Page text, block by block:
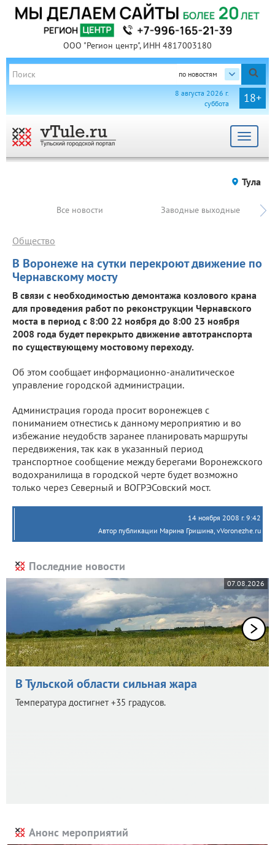
ООО "Регион центр", ИНН 4817003180
по новостям
18+
8 августа 2026 г.
суббота
Toggle
Тула
Все новости Заводные выходные
В Воронеже на сутки перекроют движение по
Чернавскому мосту
Общество
В связи с необходимостью демонтажа козлового крана
для проведения работ по реконструкции Чернавского
моста в период с 8:00 22 ноября до 8:00 23 ноября
2008 года будет перекрыто движение автотранспорта
по существующему мостовому переходу.
Об этом сообщает информационно-аналитическое
управление городской администрации.
Администрация города просит воронежцев с
пониманием отнестись к данному мероприятию и во
избежание неудобств заранее планировать маршруты
передвижения, так как в указанный период
транспортное сообщение между берегами Воронежского
водохранилища в городской черте будет возможно
только через Северный и ВОГРЭСовский мост.
14 ноября 2008 г. 9:42
Автор публикации Марина Гришина, vVoronezhe.ru
Последние новости
07.08.2026
В Тульской области сильная жара
Температура достигнет +35 градусов.
Анонс мероприятий